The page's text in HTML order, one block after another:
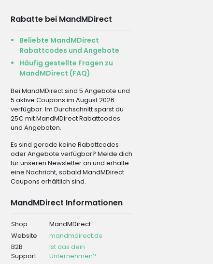
Rabatte bei MandMDirect
Beliebte MandMDirect
Rabattcodes und Angebote
Häufig gestellte Fragen zu
MandMDirect (FAQ)
Bei MandMDirect sind 5 Angebote und
5 aktive Coupons im August 2026
verfügbar. Im Durchschnitt sparst du
25€ mit MandMDirect Rabattcodes
und Angeboten.
Es sind gerade keine Rabattcodes
oder Angebote verfügbar? Melde dich
für unseren Newsletter an und erhalte
eine Nachricht, sobald MandMDirect
Coupons erhältlich sind.
MandMDirect Informationen
Shop
MandMDirect
Website
mandmdirect.de
B2B
Support
Ist das dein
Unternehmen?